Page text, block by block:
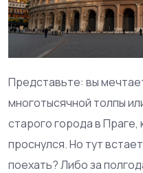
Представьте: вы
многотысячной толпы
старого города в
проснулся. Но тут
поехать? Либо за